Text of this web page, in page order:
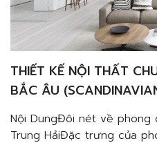
THIẾT KẾ NỘI THẤT
BẮC ÂU
CÚNG VÀ TINH TẾ
Nội DungĐôi nét về
Trung HảiĐặc trưng của